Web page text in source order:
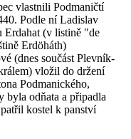
vlastnili Podmaničtí
Podle ní Ladislav
Erdahat (v listině "de
Erdöháth)
(dnes součást Plevník-
vložil do držení
Podmanického,
byla odňata a připadla
kostel k panství